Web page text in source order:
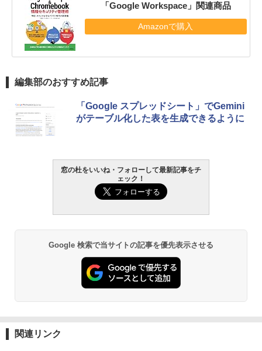
「Google Workspace」関連商品
Amazonで購入
編集部のおすすめ記事
「Google スプレッドシート」でGemini
がテーブル化した表を生成できるように
窓の杜をいいね・フォローして最新記事をチ
ェック！
Google 検索で当サイトの記事を優先表示させる
関連リンク